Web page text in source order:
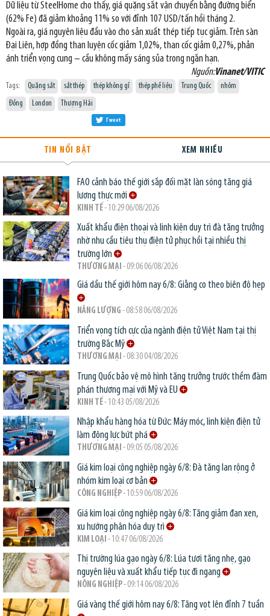
Dữ liệu từ SteelHome cho thấy, giá quặng sắt vận chuyển bằng đường biển
(62% Fe) đã giảm khoảng 11% so với đỉnh 107 USD/tấn hồi tháng 2.
Ngoài ra, giá nguyên liệu đầu vào cho sản xuất thép tiếp tục giảm. Trên sàn
Đại Liên, hợp đồng than luyện cốc giảm 1,02%, than cốc giảm 0,27%, phản
ánh triển vọng cung – cầu không mấy sáng sủa trong ngắn hạn.
Nguồn:Vinanet/VITIC
Tags: Quặng sắt sắt thép thép không gỉ thép phế liệu Trung Quốc
nhôm
Đồng
London Thượng Hải
Tweet
TIN NỔI BẬT XEM NHIỀU
FAO cảnh báo thế giới sắp đối mặt làn sóng tăng giá
lương thực mới
KINH TẾ- 10:29 06/08/2026
Xuất khẩu điện thoại và linh kiện duy trì đà tăng trưởng
nhờ nhu cầu tiêu thụ điện tử phục hồi tại nhiều thị
trường lớn
THƯƠNG MẠI - 09:06 06/08/2026
Giá dầu thế giới hôm nay 6/8: Giằng co theo biên độ hẹp
NĂNG LƯỢNG - 08:58 06/08/2026
Triển vọng tích cực của ngành điện tử Việt Nam tại thị
trường Bắc Mỹ
THƯƠNG MẠI - 08:30 04/08/2026
Trung Quốc bảo vệ mô hình tăng trưởng trước thềm đàm
phán thương mại với Mỹ và EU
KINH TẾ- 10:43 05/08/2026
Nhập khẩu hàng hóa từ Đức: Máy móc, linh kiện điện tử
làm động lực bứt phá
THƯƠNG MẠI - 09:05 05/08/2026
Giá kim loại công nghiệp ngày 6/8: Đà tăng lan rộng ở
nhóm kim loại cơ bản
CÔNG NGHIỆP- 10:59 06/08/2026
Giá kim loại công nghiệp ngày 6/8: Tăng giảm đan xen,
xu hướng phân hóa duy trì
KIM LOẠI - 10:47 06/08/2026
Thị trường lúa gạo ngày 6/8: Lúa tươi tăng nhẹ, gạo
nguyên liệu và xuất khẩu tiếp tục đi ngang
NÔNG NGHIỆP- 09:14 06/08/2026
Giá vàng thế giới hôm nay 6/8: Tăng vọt lên đỉnh 7 tuần